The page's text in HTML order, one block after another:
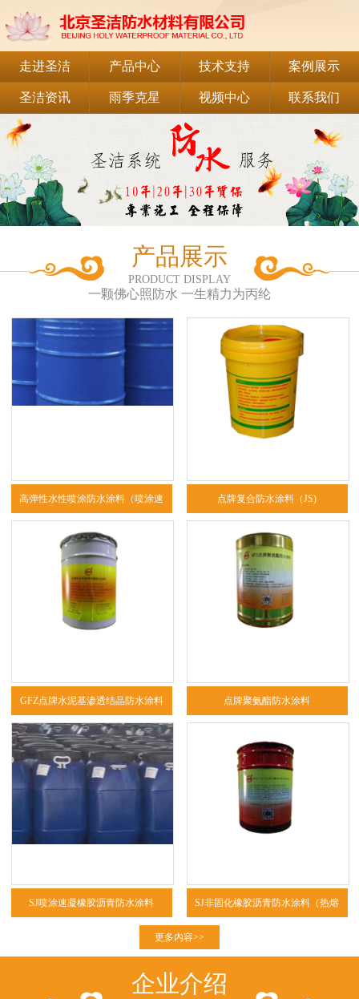
走进圣洁 产品中心 技术支持 案例展示
圣洁资讯 雨季克星 视频中心 联系我们
产品展示
PRODUCT DISPLAY
一颗佛心照防水 一生精力为丙纶
高弹性水性喷涂防水涂料（喷涂速 点牌复合防水涂料（JS)
GFZ点牌水泥基渗透结晶防水涂料 点牌聚氨酯防水涂料
SJ喷涂速凝橡胶沥青防水涂料 SJ非固化橡胶沥青防水涂料（热熔
更多内容>>
企业介绍